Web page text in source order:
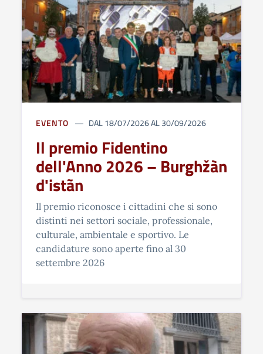
EVENTO DAL 18/07/2026 AL 30/09/2026
Il premio Fidentino
dell'Anno 2026 – Burghžàn
d'istãn
Il premio riconosce i cittadini che si sono
distinti nei settori sociale, professionale,
culturale, ambientale e sportivo. Le
candidature sono aperte fino al 30
settembre 2026